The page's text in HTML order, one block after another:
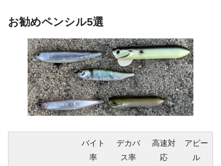
お勧めペンシル5選
バイト
率
デカバ
ス率
高速対
応
アピー
ル